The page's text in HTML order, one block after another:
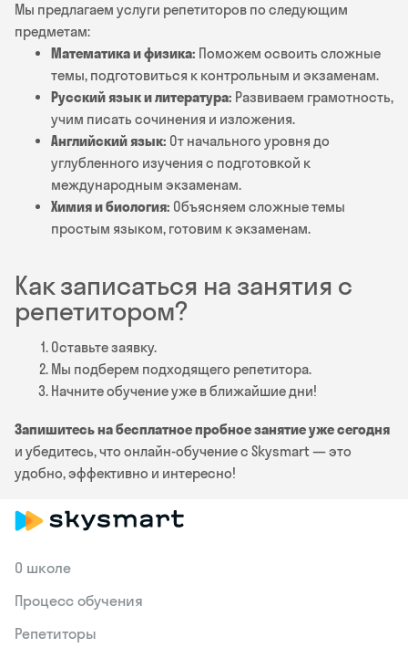
Мы предлагаем услуги репетиторов по следующим
предметам:
Математика и физика: Поможем освоить сложные
темы, подготовиться к контрольным и экзаменам.
Русский язык и литература: Развиваем грамотность,
учим писать сочинения и изложения.
Английский язык: От начального уровня до
углубленного изучения с подготовкой к
международным экзаменам.
Химия и биология: Объясняем сложные темы
простым языком, готовим к экзаменам.
Как записаться на занятия с
репетитором?
Оставьте заявку.
Мы подберем подходящего репетитора.
Начните обучение уже в ближайшие дни!
Запишитесь на бесплатное пробное занятие уже сегодня
и убедитесь, что онлайн-обучение с Skysmart — это
удобно, эффективно и интересно!
О школе
Процесс обучения
Репетиторы